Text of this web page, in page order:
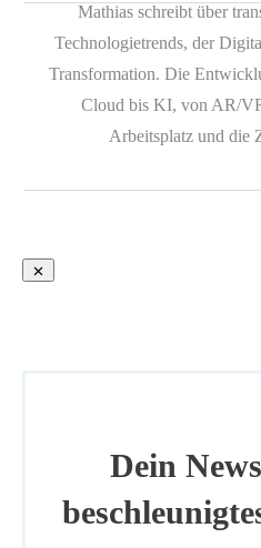
Mathias schreibt über
Technologietrends, der
Transformation. Die
Cloud bis KI, von AR/
Arbeitsplatz und die
Dein